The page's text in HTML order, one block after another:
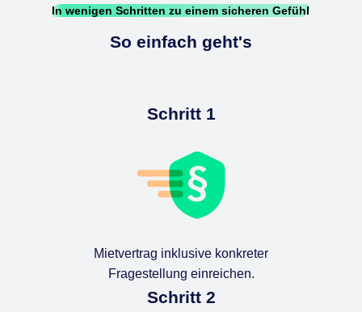
In wenigen Schritten zu einem sicheren Gefühl
So einfach geht's
Schritt 1
Mietvertrag inklusive konkreter
Fragestellung einreichen.
Schritt 2